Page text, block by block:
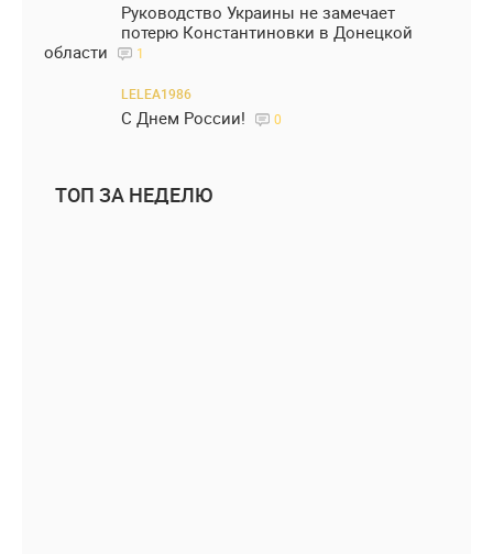
Руководство Украины не замечает
потерю Константиновки в Донецкой
области
1
LELEA1986
С Днем России! 0
ТОП ЗА НЕДЕЛЮ